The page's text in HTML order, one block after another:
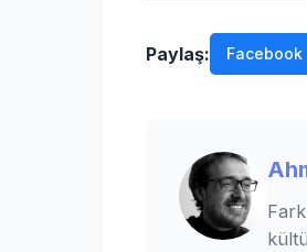
Paylaş: Facebook